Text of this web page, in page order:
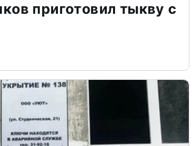
приготовил тыкву с